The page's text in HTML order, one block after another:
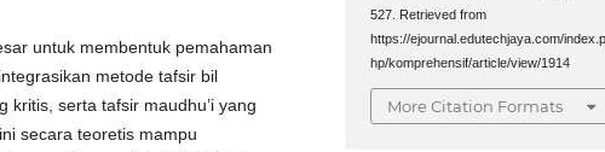
untuk membentuk pemahaman
metode tafsir bil
kritis, serta tafsir maudhu’i yang
secara teoretis mampu
527. Retrieved from
https://ejournal.edutechjaya.com/index.p
hp/komprehensif/article/view/1914
More Citation Formats